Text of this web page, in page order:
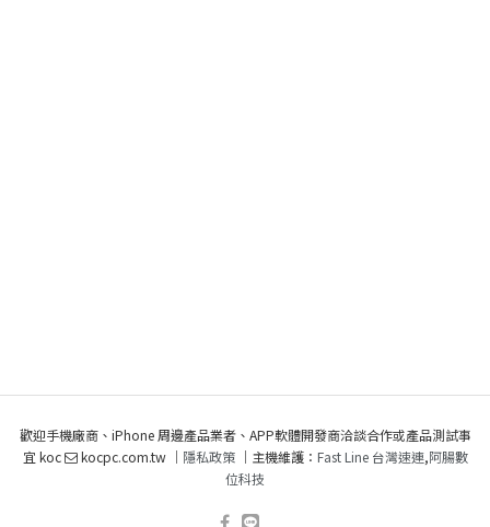
歡迎手機廠商、iPhone 周邊產品業者、APP軟體開發商洽談合作或產品測試事
宜 koc
kocpc.com.tw ｜ 隱私政策｜主機維護： Fast Line 台灣速連,阿腸數
位科技